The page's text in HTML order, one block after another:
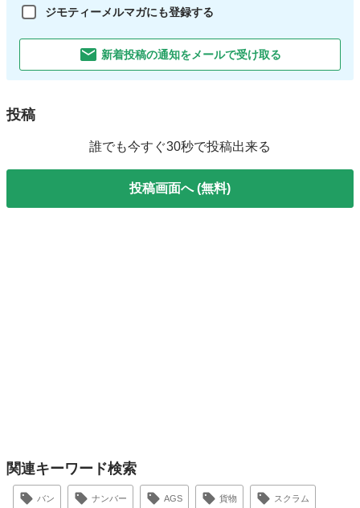
ジモティーメルマガにも登録する
新着投稿の通知をメールで受け取る
投稿
誰でも今すぐ30秒で投稿出来る
投稿画面へ (無料)
関連キーワード検索
バン ナンバー AGS 貨物 スクラム